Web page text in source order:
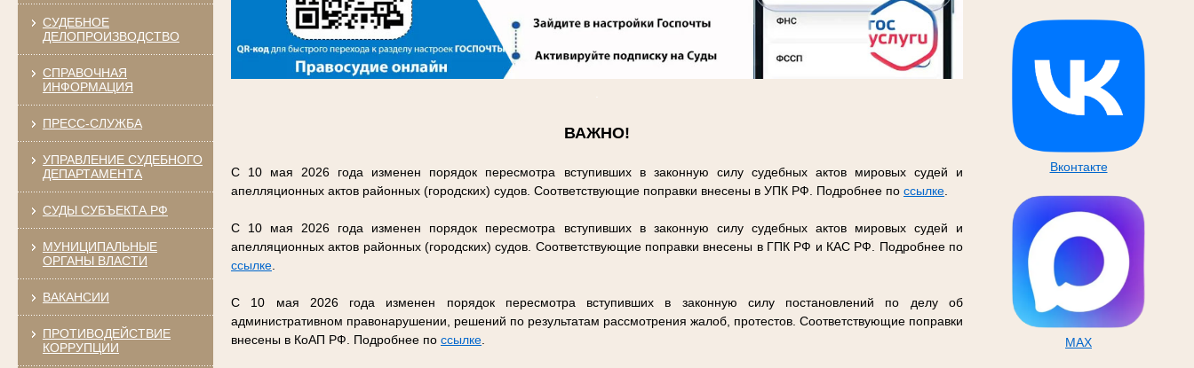
СУДЕБНОЕ
ДЕЛОПРОИЗВОДСТВО
СПРАВОЧНАЯ
ИНФОРМАЦИЯ
ПРЕСС-СЛУЖБА
УПРАВЛЕНИЕ СУДЕБНОГО
ДЕПАРТАМЕНТА
СУДЫ СУБЪЕКТА РФ
МУНИЦИПАЛЬНЫЕ
ОРГАНЫ ВЛАСТИ
ВАКАНСИИ
ПРОТИВОДЕЙСТВИЕ
КОРРУПЦИИ
Вконтакте
MAX
ВАЖНО!
С 10 мая 2026 года изменен порядок пересмотра вступивших в законную силу судебных актов мировых судей и
апелляционных актов районных (городских) судов. Соответствующие поправки внесены в УПК РФ. Подробнее по ссылке.
С 10 мая 2026 года изменен порядок пересмотра вступивших в законную силу судебных актов мировых судей и
апелляционных актов районных (городских) судов. Соответствующие поправки внесены в ГПК РФ и КАС РФ. Подробнее по
ссылке.
С 10 мая 2026 года изменен порядок пересмотра вступивших в законную силу постановлений по делу об
административном правонарушении, решений по результатам рассмотрения жалоб, протестов. Соответствующие поправки
внесены в КоАП РФ. Подробнее по ссылке.